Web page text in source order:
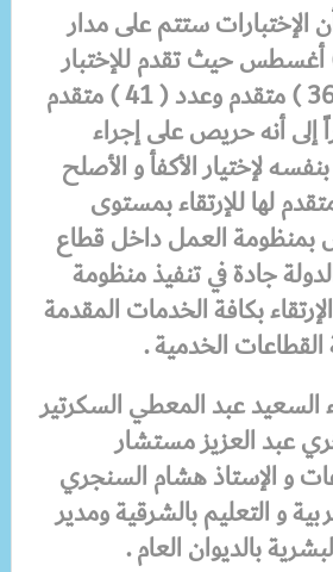
ستتم على مدار
(15 – 16 ) أغسطس حيث تقدم للإختبار
لليوم الأول عدد ( 36 ) متقدم وعدد ( 41 ) متقدم
إلى أنه حريص على إجراء
لإختيار الأكفأ و الأصلح
لها للإرتقاء بمستوى
بمنظومة العمل داخل قطاع
جادة في تنفيذ منظومة
بكافة الخدمات المقدمة
القطاعات الخدمية .
السعيد عبد المعطي السكرتير
عبد العزيز مستشار
و الإستاذ هشام السنجري
و التعليم بالشرقية ومدير
بالديوان العام .